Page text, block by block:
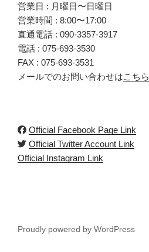
営業日 : 月曜日〜日曜日
営業時間 : 8:00〜17:00
直通電話 : 090-3357-3917
電話 : 075-693-3530
FAX : 075-693-3531
メールでのお問い合わせはこちら
Official Facebook Page Link
Official Twitter Account Link
Official Instagram Link
Proudly powered by WordPress